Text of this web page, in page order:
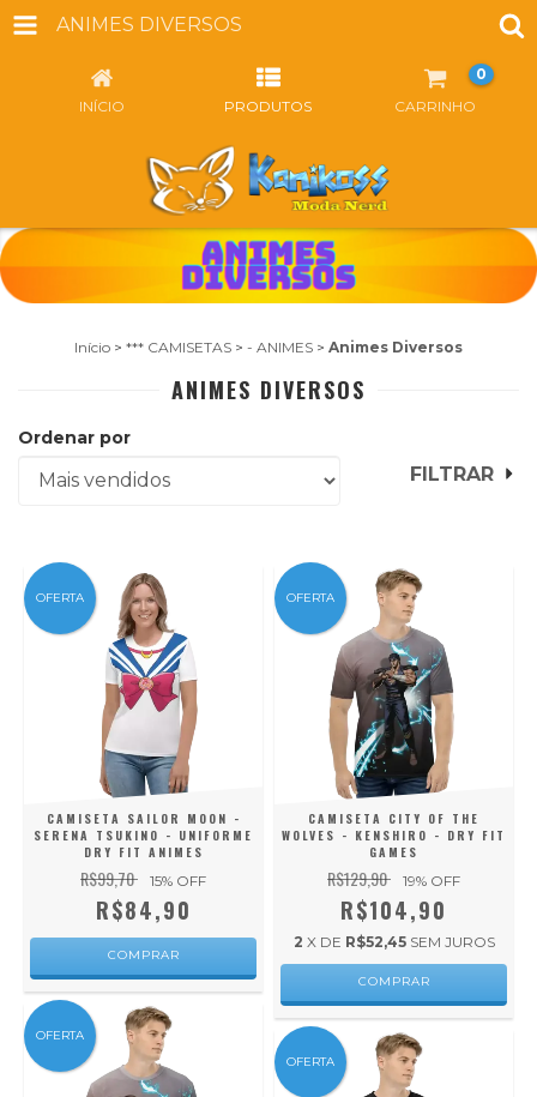
ANIMES DIVERSOS
INÍCIO PRODUTOS CARRINHO
0
Início > *** CAMISETAS > - ANIMES > Animes Diversos
ANIMES DIVERSOS
Ordenar por
FILTRAR
OFERTA
CAMISETA SAILOR MOON -
SERENA TSUKINO - UNIFORME
DRY FIT ANIMES
R$99,70 15% OFF
R$84,90
COMPRAR
OFERTA
CAMISETA CITY OF THE
WOLVES - KENSHIRO - DRY FIT
GAMES
R$129,90 19% OFF
R$104,90
2 X DE R$52,45 SEM JUROS
COMPRAR
OFERTA
OFERTA